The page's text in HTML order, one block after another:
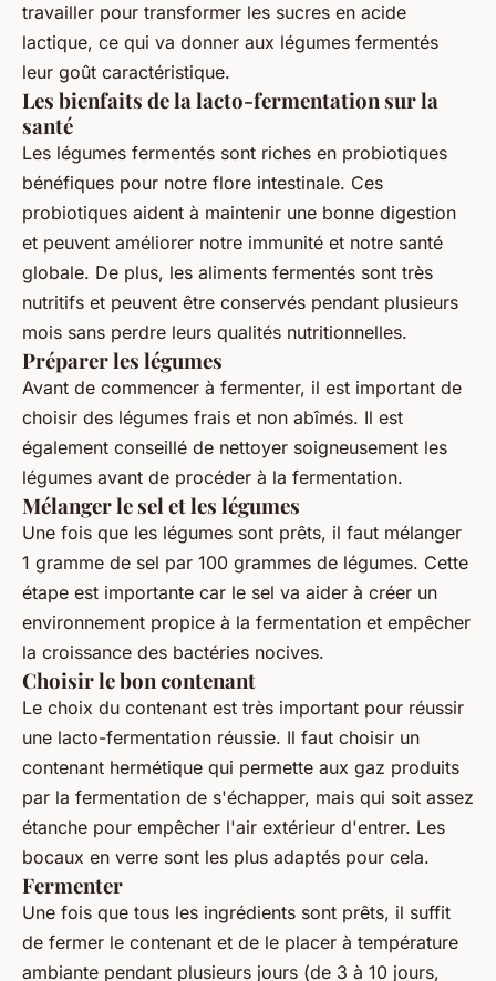
travailler pour transformer les sucres en acide
lactique, ce qui va donner aux légumes fermentés
leur goût caractéristique.
Les bienfaits de la lacto-fermentation sur la
santé
Les légumes fermentés sont riches en probiotiques
bénéfiques pour notre flore intestinale. Ces
probiotiques aident à maintenir une bonne digestion
et peuvent améliorer notre immunité et notre santé
globale. De plus, les aliments fermentés sont très
nutritifs et peuvent être conservés pendant plusieurs
mois sans perdre leurs qualités nutritionnelles.
Préparer les légumes
Avant de commencer à fermenter, il est important de
choisir des légumes frais et non abîmés. Il est
également conseillé de nettoyer soigneusement les
légumes avant de procéder à la fermentation.
Mélanger le sel et les légumes
Une fois que les légumes sont prêts, il faut mélanger
1 gramme de sel par 100 grammes de légumes. Cette
étape est importante car le sel va aider à créer un
environnement propice à la fermentation et empêcher
la croissance des bactéries nocives.
Choisir le bon contenant
Le choix du contenant est très important pour réussir
une lacto-fermentation réussie. Il faut choisir un
contenant hermétique qui permette aux gaz produits
par la fermentation de s'échapper, mais qui soit assez
étanche pour empêcher l'air extérieur d'entrer. Les
bocaux en verre sont les plus adaptés pour cela.
Fermenter
Une fois que tous les ingrédients sont prêts, il suffit
de fermer le contenant et de le placer à température
ambiante pendant plusieurs jours (de 3 à 10 jours,